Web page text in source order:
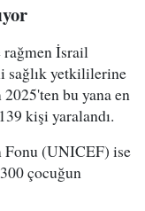
rağmen İsrail
sağlık yetkililerine
bu yana en
kişi yaralandı.
(UNICEF) ise
çocuğun